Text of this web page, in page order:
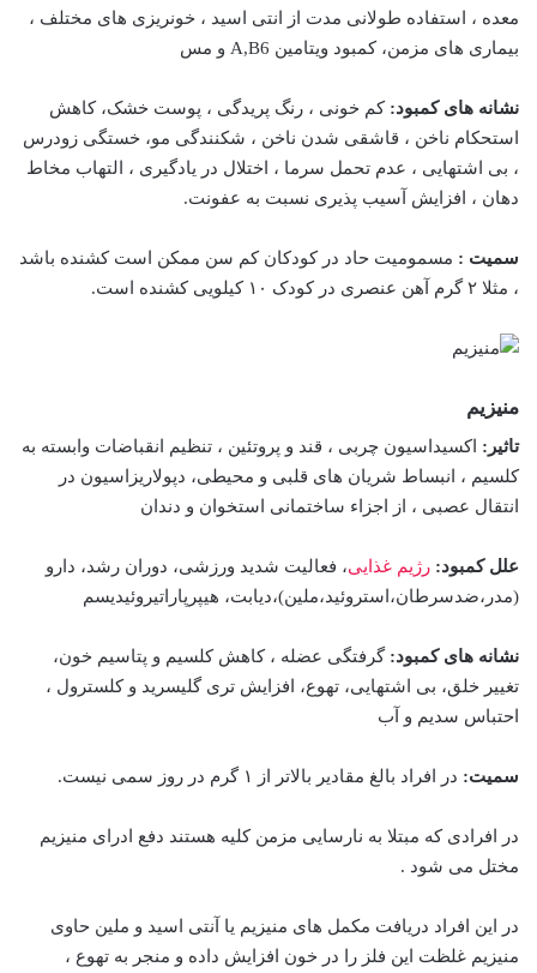
معده ، استفاده طولانی مدت از انتی اسید ، خونریزی های مختلف ،
بیماری های مزمن، کمبود ویتامین A,B6 و مس
نشانه های کمبود: کم خونی ، رنگ پریدگی ، پوست خشک، کاهش
استحکام ناخن ، قاشقی شدن ناخن ، شکنندگی مو، خستگی زودرس
، بی اشتهایی ، عدم تحمل سرما ، اختلال در یادگیری ، التهاب مخاط
دهان ، افزایش آسیب پذیری نسبت به عفونت.
سمیت : مسمومیت حاد در کودکان کم سن ممکن است کشنده باشد
، مثلا ۲ گرم آهن عنصری در کودک ۱۰ کیلویی کشنده است.
منیزیم
تاثیر: اکسیداسیون چربی ، قند و پروتئین ، تنظیم انقباضات وابسته به
کلسیم ، انبساط شریان های قلبی و محیطی، دپولاریزاسیون در
انتقال عصبی ، از اجزاء ساختمانی استخوان و دندان
علل کمبود: رژیم غذایی، فعالیت شدید ورزشی، دوران رشد، دارو
(مدر،ضدسرطان،استروئید،ملین)،دیابت، هیپرپاراتیروئیدیسم
نشانه های کمبود: گرفتگی عضله ، کاهش کلسیم و پتاسیم خون،
تغییر خلق، بی اشتهایی، تهوع، افزایش تری گلیسرید و کلسترول ،
احتباس سدیم و آب
سمیت: در افراد بالغ مقادیر بالاتر از ۱ گرم در روز سمی نیست.
در افرادی که مبتلا به نارسایی مزمن کلیه هستند دفع ادرای منیزیم
مختل می شود .
در این افراد دریافت مکمل های منیزیم یا آنتی اسید و ملین حاوی
منیزیم غلظت این فلز را در خون افزایش داده و منجر به تهوع ،